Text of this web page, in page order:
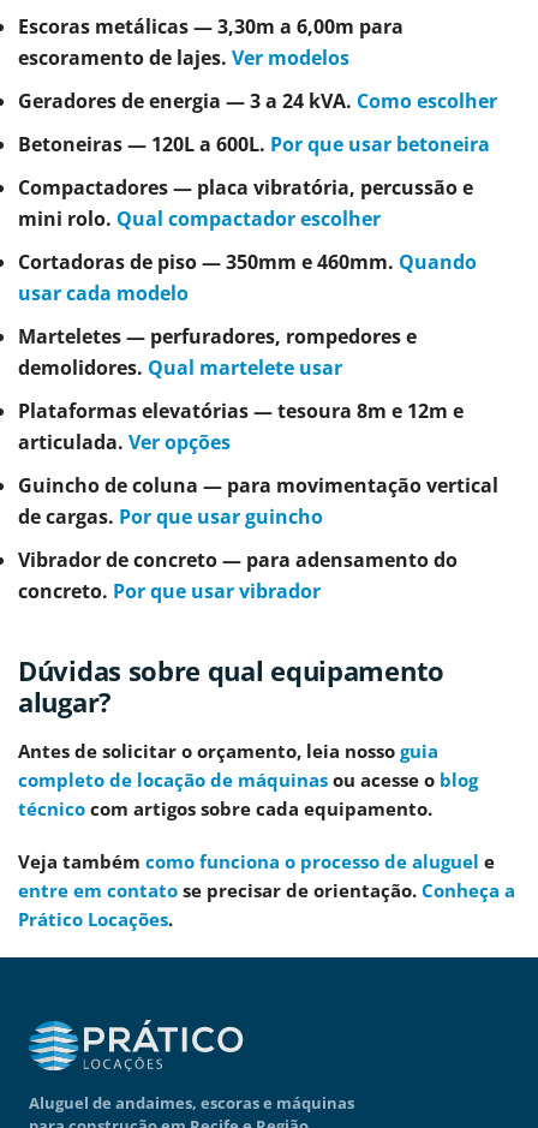
Escoras metálicas— 3,30m a 6,00m para
escoramento de lajes. Ver modelos
Geradores de energia — 3 a 24 kVA. Como escolher
Betoneiras— 120L a 600L. Por que usar betoneira
Compactadores— placa vibratória, percussão e
mini rolo. Qual compactador escolher
Cortadoras de piso— 350mm e 460mm. Quando
usar cada modelo
Marteletes— perfuradores, rompedores e
demolidores. Qual martelete usar
Plataformas elevatórias— tesoura 8m e 12m e
articulada. Ver opções
Guincho de coluna — para movimentação vertical
de cargas. Por que usar guincho
Vibrador de concreto— para adensamento do
concreto. Por que usar vibrador
Dúvidas sobre qual equipamento
alugar?
Antes de solicitar o orçamento, leia nosso guia
completo de locação de máquinas ou acesse o blog
técnico com artigos sobre cada equipamento.
Veja também como funciona o processo de aluguel e
entre em contato se precisar de orientação. Conheça a
Prático Locações.
Aluguel de andaimes, escoras e máquinas